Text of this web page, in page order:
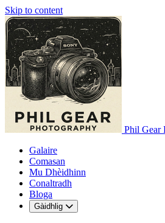
Skip to content
Phil Gear
Galaire
Comasan
Mu Dhèidhinn
Conaltradh
Bloga
Gàidhlig